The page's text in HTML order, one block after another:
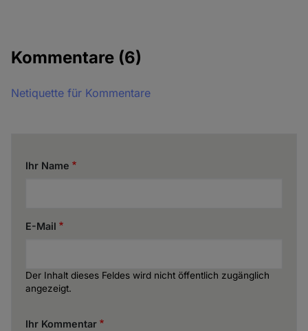
Kommentare (6)
Netiquette für Kommentare
Ihr Name
E-Mail
Der Inhalt dieses Feldes wird nicht öffentlich zugänglich
angezeigt.
Ihr Kommentar